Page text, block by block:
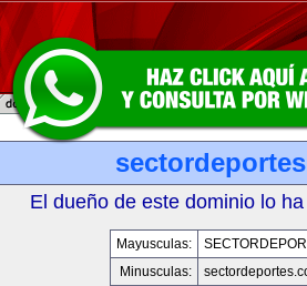
El dueño de este dominio lo
Mayusculas:
Minusculas: